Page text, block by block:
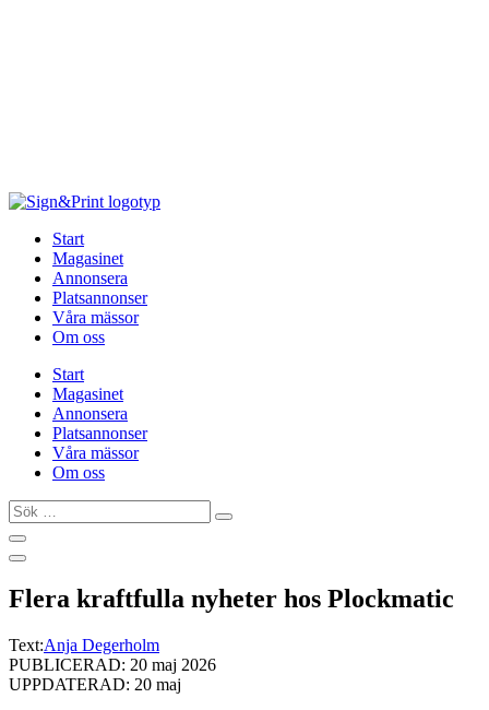
Start
Magasinet
Annonsera
Platsannonser
Våra mässor
Om oss
Start
Magasinet
Annonsera
Platsannonser
Våra mässor
Om oss
Sök
…
Flera kraftfulla nyheter hos Plockmatic
Text:Anja Degerholm
PUBLICERAD: 20 maj 2026
UPPDATERAD: 20 maj